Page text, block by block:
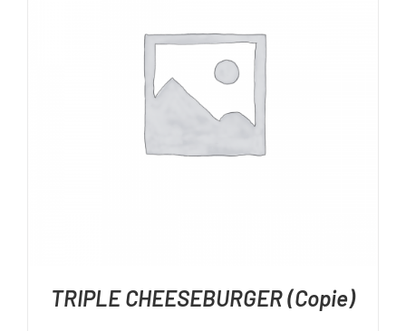
DÉTAILS
TRIPLE CHEESEBURGER (Copie)